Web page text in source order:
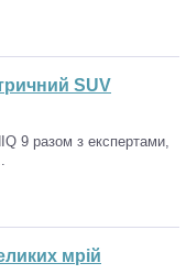
SUV
9 разом з експертами,
мрій